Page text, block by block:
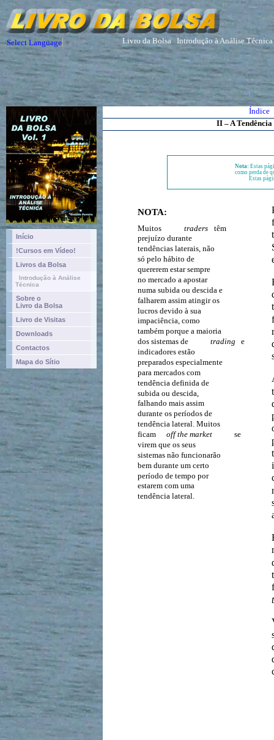
Select Language ▼ Livro da Bolsa Introdução à Análise Técnica
Início
!Cursos em Vídeo!
Livros da Bolsa
Introdução à Análise
Técnica
Sobre o
Livro da Bolsa
Livro de Visitas
Downloads
Contactos
Mapa do Sítio
II – A Tendência
Índice
NOTA:
Muitos traders
têm
prejuízo durante
tendências laterais, não
só pelo hábito de
quererem estar sempre
no mercado a apostar
numa subida ou descida e
falharem assim atingir os
lucros devido à sua
impaciência, como
também porque a maioria
dos sistemas de
trading
e
indicadores estão
preparados especialmente
para mercados com
tendência definida de
subida ou descida,
falhando mais assim
durante os períodos de
tendência lateral. Muitos
ficam
off the market
se
virem que os seus
sistemas não funcionarão
bem durante um certo
período de tempo por
estarem com uma
tendência lateral.
Nota: Estas
como perda de
Estas